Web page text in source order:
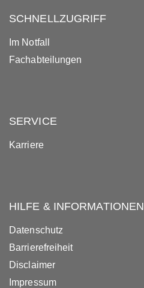
SCHNELLZUGRIFF
Im Notfall
Fachabteilungen
SERVICE
Karriere
HILFE & INFORMATIONEN
Datenschutz
Barrierefreiheit
Disclaimer
Impressum